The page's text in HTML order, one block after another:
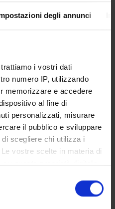
degli annunci
trattiamo i vostri dati
numero IP, utilizzando
memorizzare e accedere
al fine di
personalizzati, misurare
il pubblico e sviluppare
scegliere chi utilizza i
vostre scelte in materia di
questa proprietà digitale
consenso in qualsiasi
sui cookie o facendo clic